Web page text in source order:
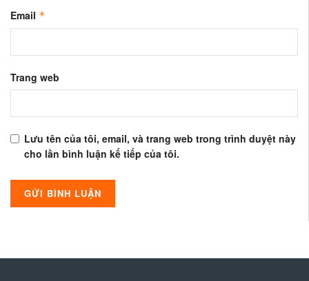
Email *
Trang web
Lưu tên của tôi, email, và trang web trong trình duyệt này
cho lần bình luận kế tiếp của tôi.